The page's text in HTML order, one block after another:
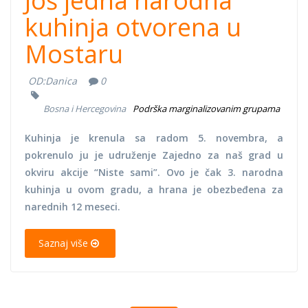
kuhinja otvorena u
Mostaru
OD:Danica 0
Bosna i Hercegovina Podrška marginalizovanim grupama
Kuhinja je krenula sa radom 5. novembra, a
pokrenulo ju je udruženje Zajedno za naš grad u
okviru akcije “Niste sami”. Ovo je čak 3. narodna
kuhinja u ovom gradu, a hrana je obezbeđena za
narednih 12 meseci.
Saznaj više